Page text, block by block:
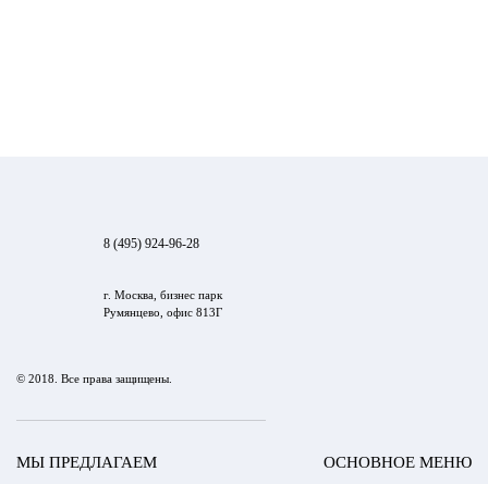
8 (495) 924-96-28
г. Москва, бизнес парк
Румянцево, офис 813Г
© 2018. Все права защищены.
МЫ ПРЕДЛАГАЕМ ОСНОВНОЕ МЕНЮ